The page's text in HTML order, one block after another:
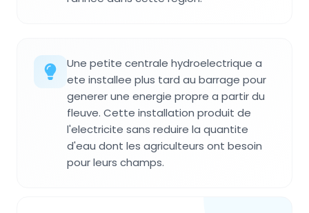
Une petite centrale hydroelectrique a
ete installee plus tard au barrage pour
generer une energie propre a partir du
fleuve. Cette installation produit de
l'electricite sans reduire la quantite
d'eau dont les agriculteurs ont besoin
pour leurs champs.